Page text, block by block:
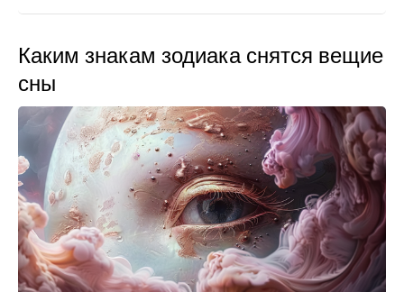
Каким знакам зодиака снятся вещие
сны